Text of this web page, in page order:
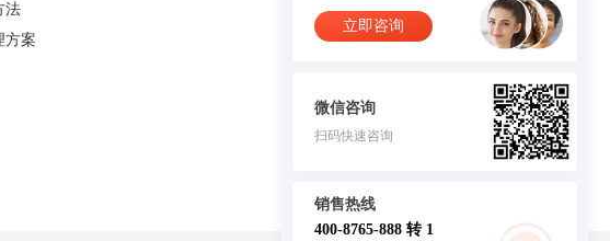
立即咨询
微信咨询
扫码快速咨询
销售热线
400-8765-888 转 1
法
方案